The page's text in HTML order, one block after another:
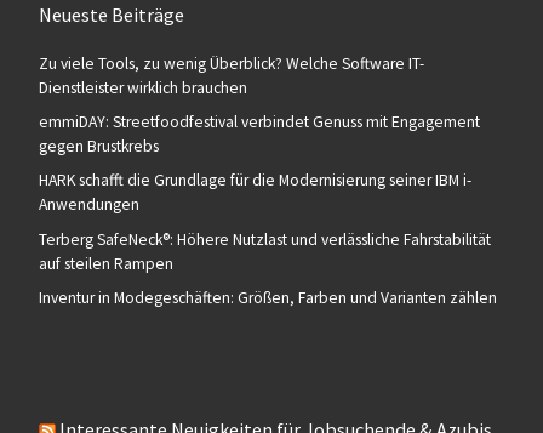
Neueste Beiträge
Zu viele Tools, zu wenig Überblick? Welche Software IT-
Dienstleister wirklich brauchen
emmiDAY: Streetfoodfestival verbindet Genuss mit Engagement
gegen Brustkrebs
HARK schafft die Grundlage für die Modernisierung seiner IBM i-
Anwendungen
Terberg SafeNeck®: Höhere Nutzlast und verlässliche Fahrstabilität
auf steilen Rampen
Inventur in Modegeschäften: Größen, Farben und Varianten zählen